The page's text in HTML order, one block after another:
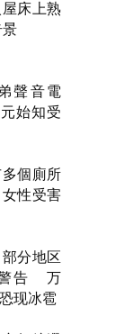
床上熟
景
聲音電
始知受
個廁所
性受害
部分地区
警告 万
现冰雹